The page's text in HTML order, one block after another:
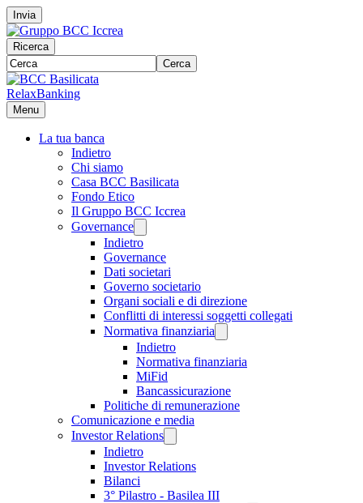
Invia
Ricerca
Cerca
RelaxBanking
Menu
La tua banca
Indietro
Chi siamo
Casa BCC Basilicata
Fondo Etico
Il Gruppo BCC Iccrea
Governance
Indietro
Governance
Dati societari
Governo societario
Organi sociali e di direzione
Conflitti di interessi soggetti collegati
Normativa finanziaria
Indietro
Normativa finanziaria
MiFid
Bancassicurazione
Politiche di remunerazione
Comunicazione e media
Investor Relations
Indietro
Investor Relations
Bilanci
3° Pilastro - Basilea III